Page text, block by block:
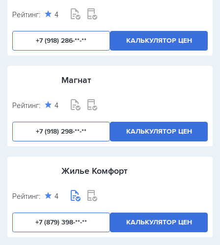
Рейтинг: 4
+7 (918) 286-**-** КАЛЬКУЛЯТОР ЦЕН
Магнат
Рейтинг: 4
+7 (918) 298-**-** КАЛЬКУЛЯТОР ЦЕН
Жилье Комфорт
Рейтинг: 4
+7 (879) 398-**-** КАЛЬКУЛЯТОР ЦЕН